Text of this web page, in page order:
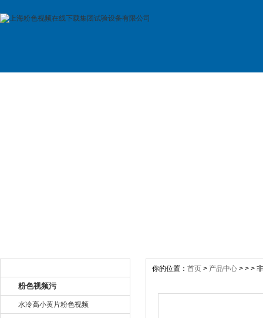
粉色视频污
水冷高小黄片粉色视频
你的位置： 首页 > 产品中心 > > >